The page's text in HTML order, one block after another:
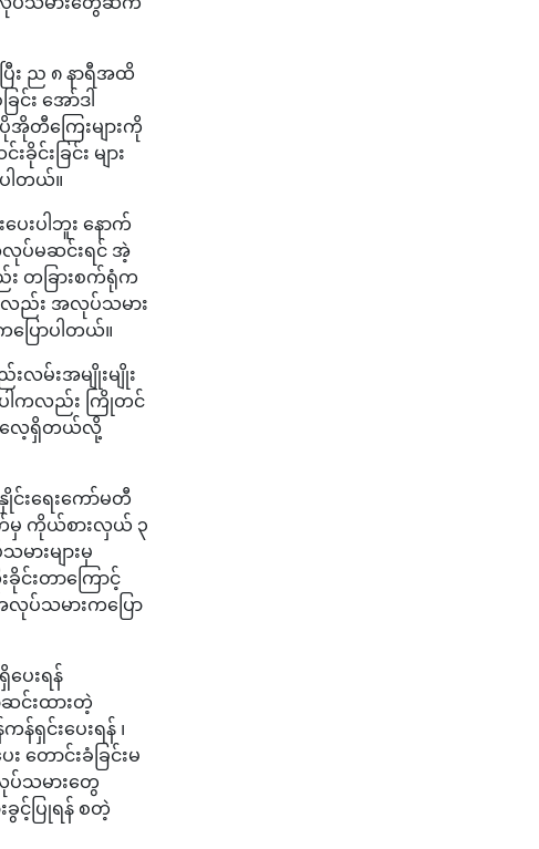
ြီး ည ၈ နာရီအထိ
း အော်ဒါ
ပိုအိုတီကြေးများကို
းခြင်း များ
ါတယ်။
ေးပါဘူး နောက်
ပ်မဆင်းရင် အဲ့
တခြားစက်ရုံက
လည်း အလုပ်သမား
ောပါတယ်။
လမ်းအမျိုးမျိုး
းပါကလည်း ကြိုတင်
းလေ့ရှိတယ်လို့
င်းရေးကော်မတီ
မှ ကိုယ်စားလှယ် ၃
ားများမှ
င်းတာကြောင့်
ပ်သမားကပြော
ေးရန်
ဆင်းထားတဲ့
န်ရှင်းပေးရန် ၊
တောင်းခံခြင်းမ
ပ်သမားတွေ
င့်ပြုရန် စတဲ့